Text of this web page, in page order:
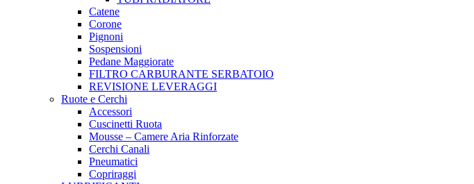
Catene
Corone
Pignoni
Sospensioni
Pedane Maggiorate
FILTRO CARBURANTE SERBATOIO
REVISIONE LEVERAGGI
Ruote e Cerchi
Accessori
Cuscinetti Ruota
Mousse – Camere Aria Rinforzate
Cerchi Canali
Pneumatici
Copriraggi